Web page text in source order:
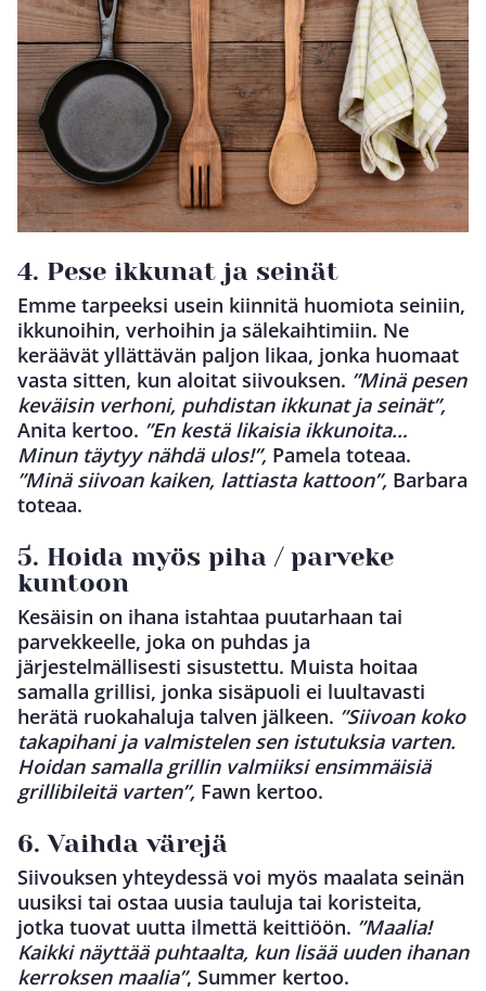
4. Pese ikkunat ja seinät
Emme tarpeeksi usein kiinnitä huomiota seiniin,
ikkunoihin, verhoihin ja sälekaihtimiin. Ne
keräävät yllättävän paljon likaa, jonka huomaat
vasta sitten, kun aloitat siivouksen. ”Minä pesen
keväisin verhoni, puhdistan ikkunat ja seinät”,
Anita kertoo. ”En kestä likaisia ikkunoita…
Minun täytyy nähdä ulos!”, Pamela toteaa.
”Minä siivoan kaiken, lattiasta kattoon”, Barbara
toteaa.
5. Hoida myös piha / parveke
kuntoon
Kesäisin on ihana istahtaa puutarhaan tai
parvekkeelle, joka on puhdas ja
järjestelmällisesti sisustettu. Muista hoitaa
samalla grillisi, jonka sisäpuoli ei luultavasti
herätä ruokahaluja talven jälkeen. ”Siivoan koko
takapihani ja valmistelen sen istutuksia varten.
Hoidan samalla grillin valmiiksi ensimmäisiä
grillibileitä varten”, Fawn kertoo.
6. Vaihda värejä
Siivouksen yhteydessä voi myös maalata seinän
uusiksi tai ostaa uusia tauluja tai koristeita,
jotka tuovat uutta ilmettä keittiöön. ”Maalia!
Kaikki näyttää puhtaalta, kun lisää uuden ihanan
kerroksen maalia”, Summer kertoo.